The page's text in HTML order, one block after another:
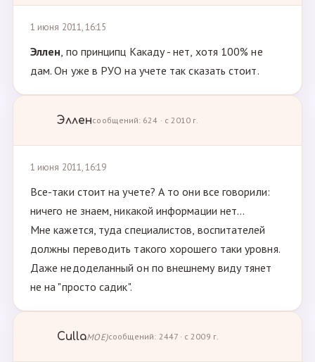
1 июня 2011, 16:15
Эллен, по принципц Какаду - нет, хотя 100% не
дам. Он уже в РУО на учете так сказать стоит.
Элленсообщений: 624 · с 2010 г.
1 июня 2011, 16:19
Все-таки стоит на учете? А то они все говорили:
ничего не знаем, никакой информации нет...
Мне кажется, туда специалистов, воспитателей
должны переводить такого хорошего таки уровня.
Даже недоделанный он по внешнему виду тянет
не на "просто садик".
CullaМОЕ)сообщений: 2447 · с 2009 г.